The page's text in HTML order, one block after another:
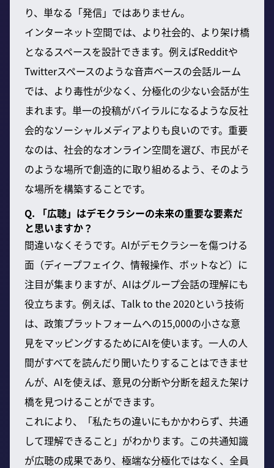
り、単なる「発信」ではありません。
インターネット空間では、より社会的、より架け橋
となるスペースを設計できます。例えばRedditや
Twitterスペースのような音声ベースの会話ルーム
では、より毒性が少なく、分極化の少ない会話が生
まれます。単一の投稿がバイラルになるような反社
会的なソーシャルメディアよりも良いのです。重要
なのは、社会的なオンライン空間を選び、市民がそ
のような場所で創造的に取り組めるよう、そのよう
な場所を構築することです。
Q. 「広聴」はデモクラシーの未来の重要な要素だ
と思いますか？
間違いなくそうです。AIがデモクラシーを傷つける
面（ディープフェイク、情報操作、ボットなど）に
注目が集まりますが、AIはグループ会話の理解にも
役立ちます。例えば、Talk to the 2020という技術
は、政策プラットフォームへの15,000の小さな意
見をマッピングするためにAIを使います。一人の人
間がすべてを読んだり聞いたりすることはできませ
んが、AIを使えば、意見の分断や分断を超えた架け
橋を見つけることができます。
これにより、「私たちの違いにもかかわらず、共通
して理解できること」がわかります。この共通知識
が広聴の成果であり、極端な分極化ではなく、全員